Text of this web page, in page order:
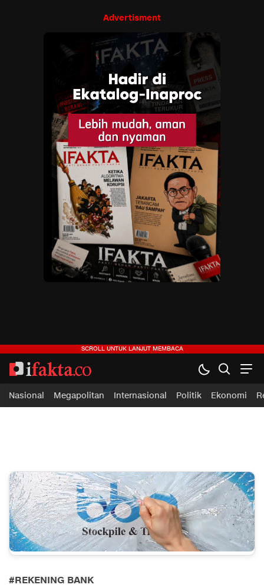
Advertisment
ifakta.co
#pastibenar
Nasional Megapolitan Internasional Politik Ekonomi
#REKENING BANK